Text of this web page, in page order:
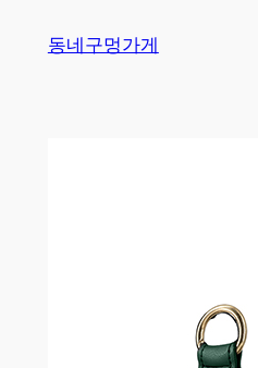
동네구멍가게